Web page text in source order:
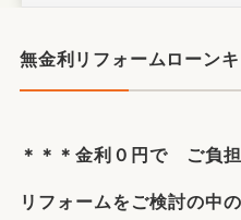
無金利リフォームローン
＊＊＊金利０円で ご負
リフォームをご検討の中